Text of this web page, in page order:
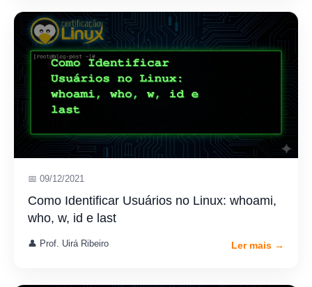
📅 09/12/2021
Como Identificar Usuários no Linux: whoami,
who, w, id e last
👤 Prof. Uirá Ribeiro Ler mais →